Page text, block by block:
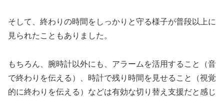
そして、終わりの時間をしっかりと守る様子が普段以上に
見られたこともありました。
もちろん、腕時計以外にも、アラームを活用すること（音
で終わりを伝える）、時計で残り時間を見せること（視覚
的に終わりを伝える）などは有効な切り替え支援だと感じ